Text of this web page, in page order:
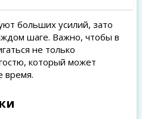
больших усилий, зато
шаге. Важно, чтобы в
не только
который может
время.